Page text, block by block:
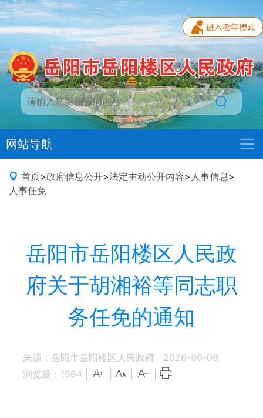
网站导航
首页>政府信息公开>法定主动公开内容> 人事信息>
人事任免
岳阳市岳阳楼区人民政
府关于胡湘裕等同志职
务任免的通知
来源：岳阳市岳阳楼区人民政府
2026-06-08
浏览量： 1964